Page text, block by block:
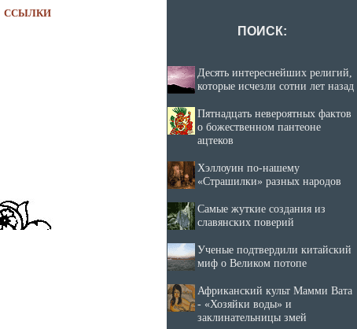
ССЫЛКИ
ПОИСК:
Десять интереснейших религий,
которые исчезли сотни лет назад
Пятнадцать невероятных фактов
о божественном пантеоне
ацтеков
Хэллоуин по-нашему
«Страшилки» разных народов
Самые жуткие создания из
славянских поверий
Ученые подтвердили китайский
миф о Великом потопе
Африканский культ Мамми Вата
- «Хозяйки воды» и
заклинательницы змей